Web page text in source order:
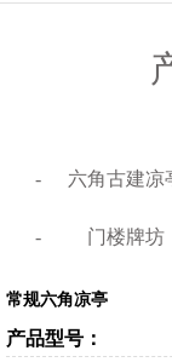
- 六角古建凉
- 门楼牌坊
常规六角凉亭
产品型号：